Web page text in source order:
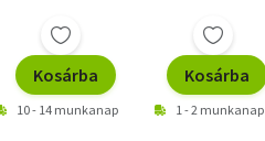
Kosárba
10 - 14 munkanap
Kosárba
1 - 2 munkanap